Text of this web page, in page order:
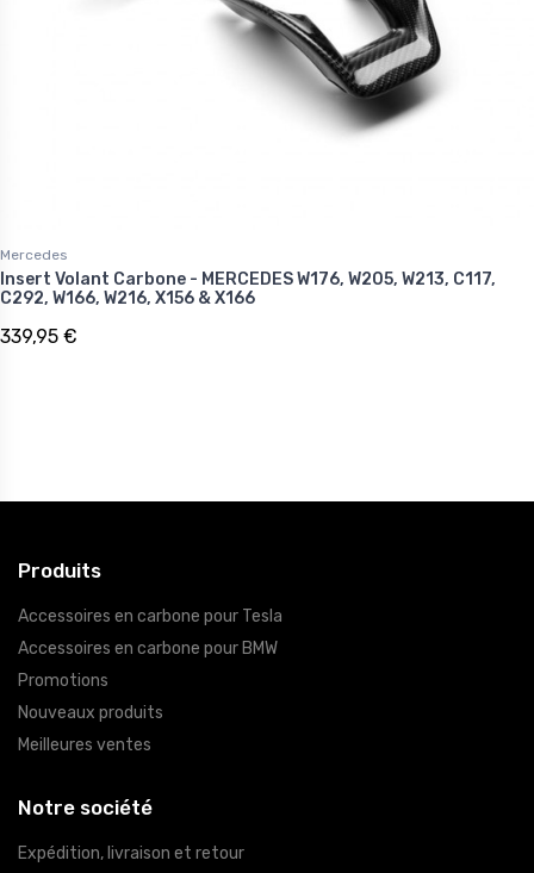
Mercedes
Insert Volant Carbone - MERCEDES W176, W205, W213, C117,
C292, W166, W216, X156 & X166
339,95 €
Produits
Accessoires en carbone pour Tesla
Accessoires en carbone pour BMW
Promotions
Nouveaux produits
Meilleures ventes
Notre société
Expédition, livraison et retour